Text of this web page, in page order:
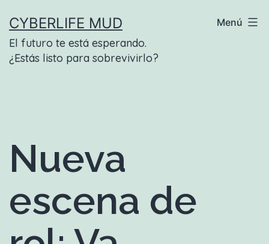
contenido
CYBERLIFE MUD
El futuro te está esperando.
¿Estás listo para sobrevivirlo?
Menú
Nueva
escena de